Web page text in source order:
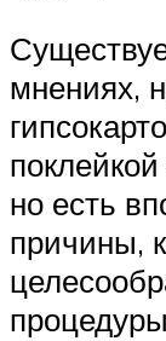
мнениях,
но есть
причины,